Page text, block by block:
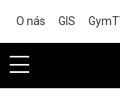
O nás GIS